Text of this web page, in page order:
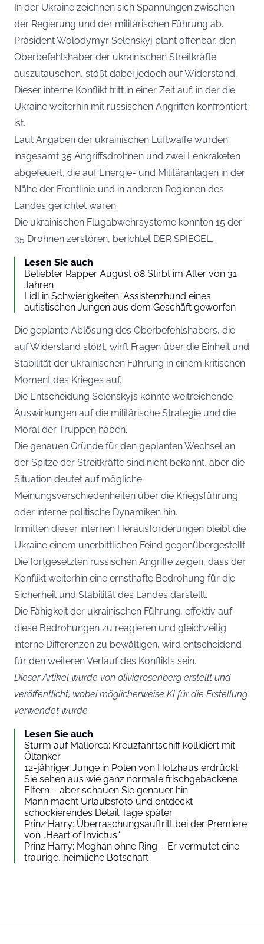
In der Ukraine zeichnen sich Spannungen zwischen
der Regierung und der militärischen Führung ab.
Präsident Wolodymyr Selenskyj plant offenbar, den
Oberbefehlshaber der ukrainischen Streitkräfte
auszutauschen, stößt dabei jedoch auf Widerstand.
Dieser interne Konflikt tritt in einer Zeit auf, in der die
Ukraine weiterhin mit russischen Angriffen konfrontiert
ist.
Laut Angaben der ukrainischen Luftwaffe wurden
insgesamt 35 Angriffsdrohnen und zwei Lenkraketen
abgefeuert, die auf Energie- und Militäranlagen in der
Nähe der Frontlinie und in anderen Regionen des
Landes gerichtet waren.
Die ukrainischen Flugabwehrsysteme konnten 15 der
35 Drohnen zerstören, berichtet DER SPIEGEL.
Lesen Sie auch
Beliebter Rapper August 08 Stirbt im Alter von 31
Jahren
Lidl in Schwierigkeiten: Assistenzhund eines
autistischen Jungen aus dem Geschäft geworfen
Die geplante Ablösung des Oberbefehlshabers, die
auf Widerstand stößt, wirft Fragen über die Einheit und
Stabilität der ukrainischen Führung in einem kritischen
Moment des Krieges auf.
Die Entscheidung Selenskyjs könnte weitreichende
Auswirkungen auf die militärische Strategie und die
Moral der Truppen haben.
Die genauen Gründe für den geplanten Wechsel an
der Spitze der Streitkräfte sind nicht bekannt, aber die
Situation deutet auf mögliche
Meinungsverschiedenheiten über die Kriegsführung
oder interne politische Dynamiken hin.
Inmitten dieser internen Herausforderungen bleibt die
Ukraine einem unerbittlichen Feind gegenübergestellt.
Die fortgesetzten russischen Angriffe zeigen, dass der
Konflikt weiterhin eine ernsthafte Bedrohung für die
Sicherheit und Stabilität des Landes darstellt.
Die Fähigkeit der ukrainischen Führung, effektiv auf
diese Bedrohungen zu reagieren und gleichzeitig
interne Differenzen zu bewältigen, wird entscheidend
für den weiteren Verlauf des Konflikts sein.
Dieser Artikel wurde von oliviarosenberg erstellt und
veröffentlicht, wobei möglicherweise KI für die Erstellung
verwendet wurde
Lesen Sie auch
Sturm auf Mallorca: Kreuzfahrtschiff kollidiert mit
Öltanker
12-jähriger Junge in Polen von Holzhaus erdrückt
Sie sehen aus wie ganz normale frischgebackene
Eltern – aber schauen Sie genauer hin
Mann macht Urlaubsfoto und entdeckt
schockierendes Detail Tage später
Prinz Harry: Überraschungsauftritt bei der Premiere
von „Heart of Invictus“
Prinz Harry: Meghan ohne Ring – Er vermutet eine
traurige, heimliche Botschaft